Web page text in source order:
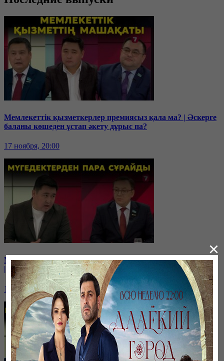
Мемлекеттік қызметкерлер премиясыз қала ма? | Әскерге
баланы көшеден ұстап әкету дұрыс па?
17 ноября, 20:00
Мүгедекке банк несие бермейді | Мүгедектен пара сұрайды
| Мүгедекке сапасыз арба береді | Онкология!
10 ноября, 20:00
×